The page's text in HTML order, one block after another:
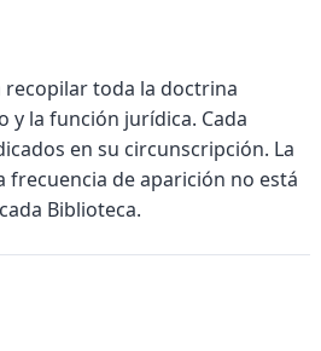
recopilar toda la doctrina
y la función jurídica. Cada
en su circunscripción. La
frecuencia de aparición no está
Biblioteca.